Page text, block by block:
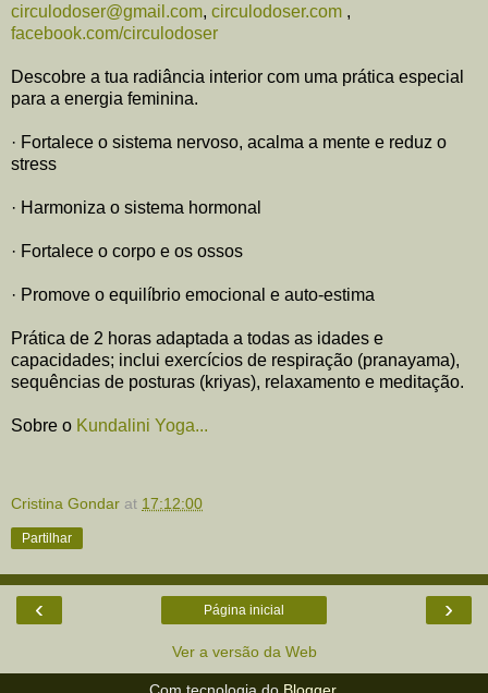
circulodoser@gmail.com, circulodoser.com ,
facebook.com/circulodoser
Descobre a tua radiância interior com uma prática especial
para a energia feminina.
· Fortalece o sistema nervoso, acalma a mente e reduz o
stress
· Harmoniza o sistema hormonal
· Fortalece o corpo e os ossos
· Promove o equilíbrio emocional e auto-estima
Prática de 2 horas adaptada a todas as idades e
capacidades; inclui exercícios de respiração (pranayama),
sequências de posturas (kriyas), relaxamento e meditação.
Sobre o Kundalini Yoga...
Cristina Gondar at 17:12:00
Partilhar
‹ ›
Página inicial
Ver a versão da Web
Com tecnologia do Blogger.